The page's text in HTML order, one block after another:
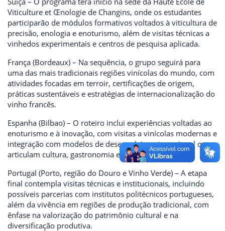
Viticulture et Œnologie de Changins, onde os estudantes
participarão de módulos formativos voltados à viticultura de
precisão, enologia e enoturismo, além de visitas técnicas a
vinhedos experimentais e centros de pesquisa aplicada.
França (Bordeaux) – Na sequência, o grupo seguirá para
uma das mais tradicionais regiões vinícolas do mundo, com
atividades focadas em terroir, certificações de origem,
práticas sustentáveis e estratégias de internacionalização do
vinho francês.
Espanha (Bilbao) – O roteiro inclui experiências voltadas ao
enoturismo e à inovação, com visitas a vinícolas modernas e
integração com modelos de desenvolvimento regional que
articulam cultura, gastronomia e turismo.
Portugal (Porto, região do Douro e Vinho Verde) – A etapa
final contempla visitas técnicas e institucionais, incluindo
possíveis parcerias com institutos politécnicos portugueses,
além da vivência em regiões de produção tradicional, com
ênfase na valorização do patrimônio cultural e na
diversificação produtiva.